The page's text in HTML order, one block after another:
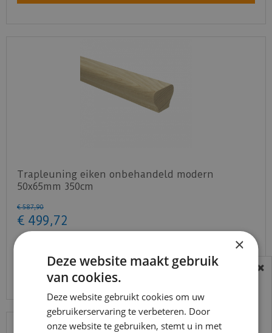
Trapleuning eiken onbehandeld modern
50x65mm 350cm
€ 587,90
€ 499,72
Bekijk product
BEREIKBAARHEID
In verband met de vakantie periode zijn wij
t/m 14 augustus telefonisch helaas niet
bereikbaar.
×
Deze website maakt gebruik
van cookies.
Deze website gebruikt cookies om uw
gebruikerservaring te verbeteren. Door
onze website te gebruiken, stemt u in met